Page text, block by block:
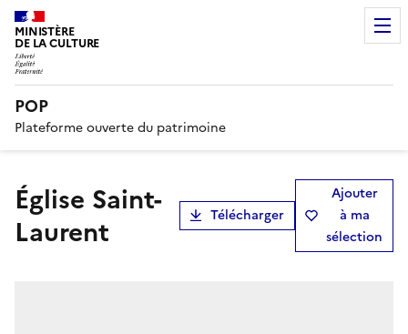
MINISTÈRE
DE LA CULTURE
POP
Plateforme ouverte du patrimoine
église Saint-
Laurent
Télécharger
Ajouter
à ma
sélection